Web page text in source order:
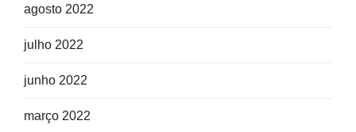
agosto 2022
julho 2022
junho 2022
março 2022